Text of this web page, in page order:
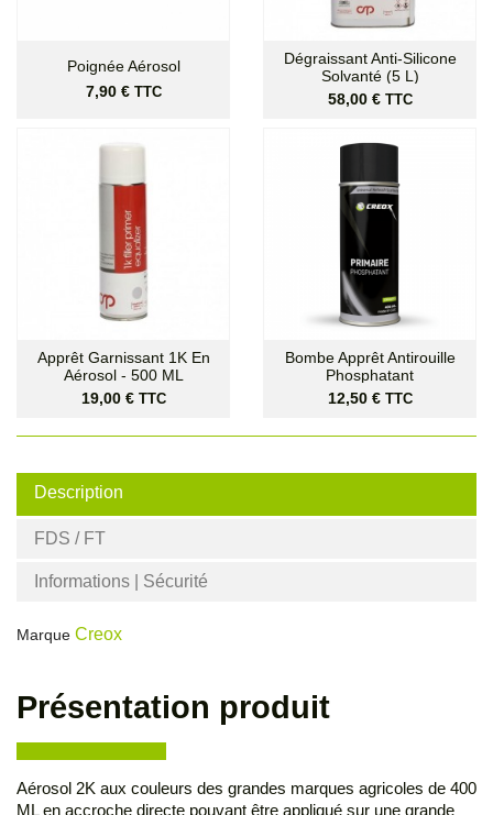
Poignée Aérosol
Prix
7,90 € TTC
Dégraissant Anti-Silicone
Solvanté (5 L)
Prix
58,00 € TTC
Apprêt Garnissant 1K En
Aérosol - 500 ML
Prix
19,00 € TTC
Bombe Apprêt Antirouille
Phosphatant
Prix
12,50 € TTC
Description
FDS / FT
Informations | Sécurité
Marque Creox
Présentation produit
Aérosol 2K aux couleurs des grandes marques agricoles de 400
ML en accroche directe pouvant être appliqué sur une grande